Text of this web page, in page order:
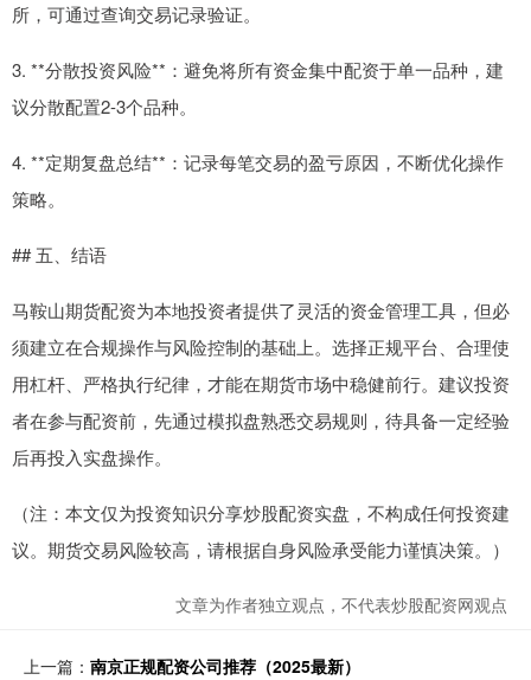
所，可通过查询交易记录验证。
3. **分散投资风险**：避免将所有资金集中配资于单一品种，建
议分散配置2-3个品种。
4. **定期复盘总结**：记录每笔交易的盈亏原因，不断优化操作
策略。
## 五、结语
马鞍山期货配资为本地投资者提供了灵活的资金管理工具，但必
须建立在合规操作与风险控制的基础上。选择正规平台、合理使
用杠杆、严格执行纪律，才能在期货市场中稳健前行。建议投资
者在参与配资前，先通过模拟盘熟悉交易规则，待具备一定经验
后再投入实盘操作。
（注：本文仅为投资知识分享炒股配资实盘，不构成任何投资建
议。期货交易风险较高，请根据自身风险承受能力谨慎决策。）
文章为作者独立观点，不代表炒股配资网观点
上一篇： 南京正规配资公司推荐（2025最新）